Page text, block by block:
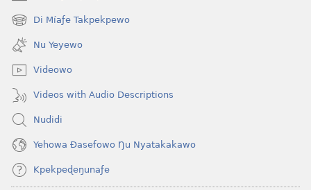
new
window)
Di Míaƒe Takpekpewo
(opens
new
window)
Nu Yeyewo
Videowo
Videos with Audio Descriptions
Nudidi
Yehowa Ðasefowo Ŋu Nyatakakawo
Kpekpeɖeŋunaƒe